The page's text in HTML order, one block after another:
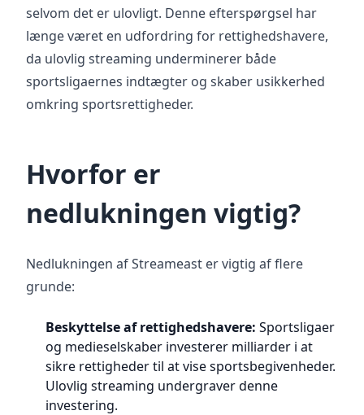
selvom det er ulovligt. Denne efterspørgsel har
længe været en udfordring for rettighedshavere,
da ulovlig streaming underminerer både
sportsligaernes indtægter og skaber usikkerhed
omkring sportsrettigheder.
Hvorfor er
nedlukningen vigtig?
Nedlukningen af Streameast er vigtig af flere
grunde:
Beskyttelse af rettighedshavere: Sportsligaer
og medieselskaber investerer milliarder i at
sikre rettigheder til at vise sportsbegivenheder.
Ulovlig streaming undergraver denne
investering.